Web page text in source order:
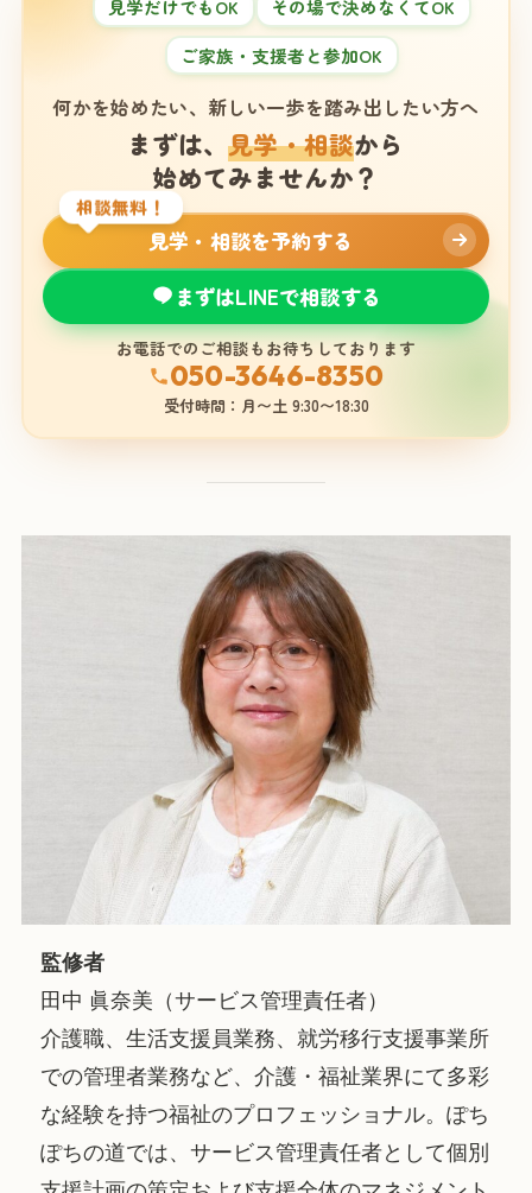
見学だけでもOK
その場で決めなくてOK
ご家族・支援者と参加OK
何かを始めたい、新しい一歩を踏み出したい方へ
まずは、見学・相談から
始めてみませんか？
相談無料！
見学・相談を予約する
まずはLINEで相談する
お電話でのご相談もお待ちしております
050-3646-8350
受付時間：月〜土 9:30〜18:30
監修者
田中 眞奈美（サービス管理責任者）
介護職、生活支援員業務、就労移行支援事業所
での管理者業務など、介護・福祉業界にて多彩
な経験を持つ福祉のプロフェッショナル。ぽち
ぽちの道では、サービス管理責任者として個別